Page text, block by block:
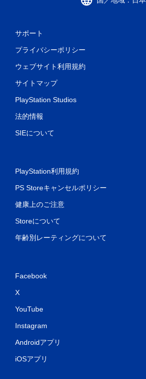
サポート
プライバシーポリシー
ウェブサイト利用規約
サイトマップ
PlayStation Studios
法的情報
SIEについて
PlayStation利用規約
PS Storeキャンセルポリシー
健康上のご注意
Storeについて
年齢別レーティングについて
Facebook
X
YouTube
Instagram
Androidアプリ
iOSアプリ